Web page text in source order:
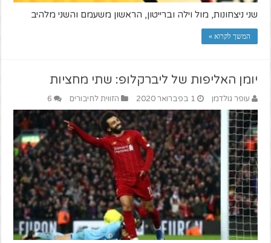
שני ניצחונות, מול וילה וברייטון, הראשון משעמם והשני מלהיב
המשך לקרוא »
יומן האליפות של ליברקלופ: שתי מחציות
עופר גולדמן 1 בפברואר 2020 הזווית לחיבורים 6